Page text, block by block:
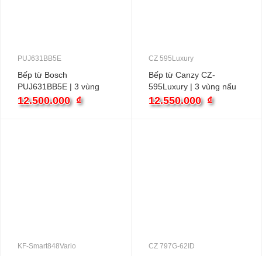
PUJ631BB5E
Bếp từ Bosch
PUJ631BB5E | 3 vùng
nấu âm
12.500.000 ₫
CZ 595Luxury
Bếp từ Canzy CZ-
595Luxury | 3 vùng nấu
âm
12.550.000 ₫
KF-Smart848Vario CZ 797G-62ID